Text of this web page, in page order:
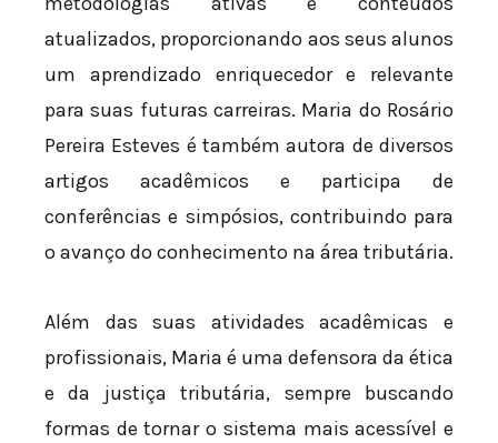
atualizados, proporcionando aos seus alunos
um aprendizado enriquecedor e relevante
para suas futuras carreiras. Maria do Rosário
Pereira Esteves é também autora de diversos
artigos acadêmicos e participa de
conferências e simpósios, contribuindo para
o avanço do conhecimento na área tributária.
Além das suas atividades acadêmicas e
profissionais, Maria é uma defensora da ética
e da justiça tributária, sempre buscando
formas de tornar o sistema mais acessível e